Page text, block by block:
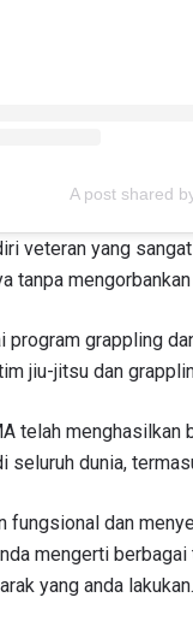
A post shared
veteran yang
tanpa
program grappling
jiu-jitsu dan
telah
seluruh dunia,
fungsional dan
mengerti
yang anda lakukan.